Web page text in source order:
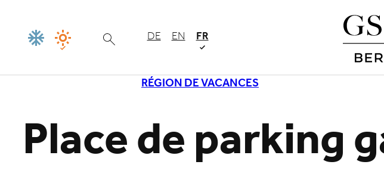
DE EN FR
RÉGION DE VACANCES
Place de parking